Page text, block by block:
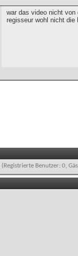
war das video nicht
regisseur wohl nicht die
(Registrierte Benutzer: 0,